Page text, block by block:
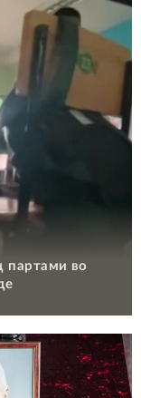
партами во